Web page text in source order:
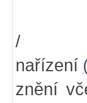
/
nařízení
znění